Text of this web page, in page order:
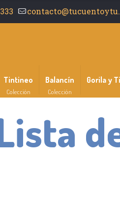
Tintineo
Colección
Balancín
Colección
Gorila y